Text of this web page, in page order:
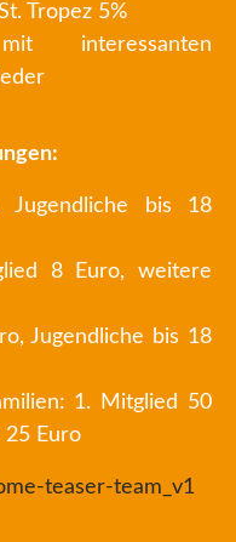
Tropez 5%
interessanten
Jugendliche bis 18
8 Euro, weitere
Jugendliche bis 18
1. Mitglied 50
Euro